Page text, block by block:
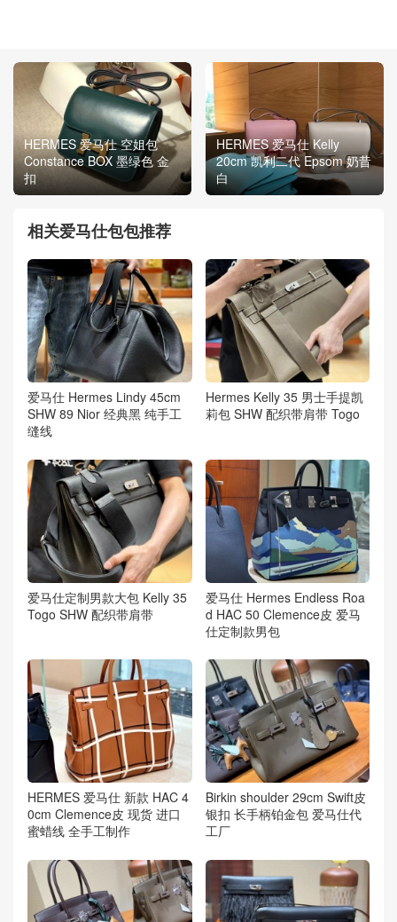
HERMES 爱马仕 空姐包
Constance BOX 墨绿色 金
扣
HERMES 爱马仕 Kelly
20cm 凯利二代 Epsom 奶昔
白
相关爱马仕包包推荐
爱马仕 Hermes Lindy 45cm
SHW 89 Nior 经典黑 纯手工
缝线
Hermes Kelly 35 男士手提凯
莉包 SHW 配织带肩带 Togo
爱马仕定制男款大包 Kelly 35
Togo SHW 配织带肩带
爱马仕 Hermes Endless Roa
d HAC 50 Clemence皮 爱马
仕定制款男包
HERMES 爱马仕 新款 HAC 4
0cm Clemence皮 现货 进口
蜜蜡线 全手工制作
Birkin shoulder 29cm Swift皮
银扣 长手柄铂金包 爱马仕代
工厂